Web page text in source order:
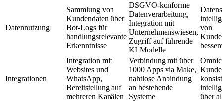
Datennutzung
Sammlung von
Kundendaten über
Bot-Logs für
handlungsrelevante
Erkenntnisse
DSGVO-konforme
Datenverarbeitung,
Integration mit
Unternehmenswiesen,
Zugriff auf führende
KI-Modelle
von
Integrationen
Integration mit
Websites und
WhatsApp,
Bereitstellung auf
mehreren Kanälen
Verbindung mit über
1000 Apps via Make,
nahtlose Anbindung
an bestehende
Systeme
über